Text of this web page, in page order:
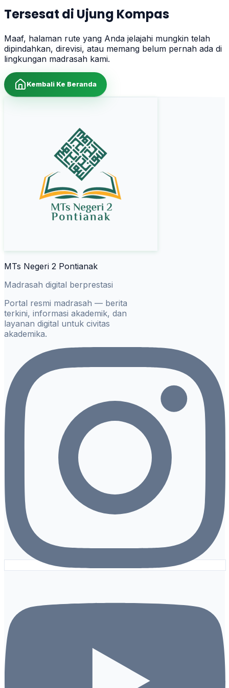
Tersesat di Ujung Kompas
Maaf, halaman rute yang Anda jelajahi mungkin telah
dipindahkan, direvisi, atau memang belum pernah ada di
lingkungan madrasah kami.
Kembali Ke Beranda
MTs Negeri 2 Pontianak
Madrasah digital berprestasi
Portal resmi madrasah — berita
terkini, informasi akademik, dan
layanan digital untuk civitas
akademika.